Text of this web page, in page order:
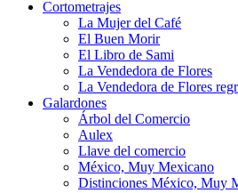
Cortometrajes
La Mujer del Café
El Buen Morir
El Libro de Sami
La Vendedora de Flores
La Vendedora de Flores
Galardones
Árbol del Comercio
Aulex
Llave del comercio
México, Muy Mexicano
Distinciones México, Muy